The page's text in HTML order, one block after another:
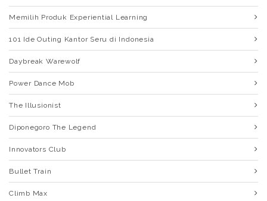
Memilih Produk Experiential Learning
101 Ide Outing Kantor Seru di Indonesia
Daybreak Warewolf
Power Dance Mob
The Illusionist
Diponegoro The Legend
Innovators Club
Bullet Train
Climb Max